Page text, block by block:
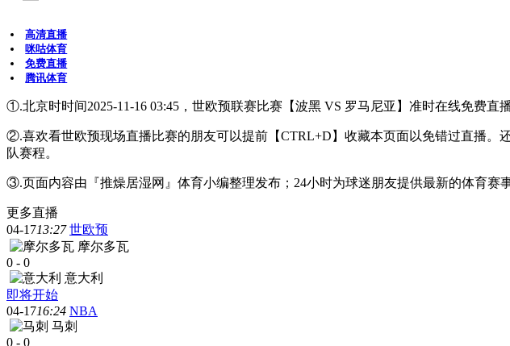
高清直播
咪咕体育
免费直播
腾讯体育
①.北京时时间2025-11-16 03:45，世欧预联赛比赛【波黑 VS 罗马尼亚】准时在线免费直播
②.喜欢看世欧预现场直播比赛的朋友可以提前【CTRL+D】收藏本页面以免错过直播
队赛程。
③.页面内容由『推燥居湿网』体育小编整理发布；24小时为球迷朋友提供最新的体育赛
更多直播
04-1713:27 世欧预
摩尔多瓦
0 - 0
意大利
即将开始
04-1716:24 NBA
马刺
0 - 0